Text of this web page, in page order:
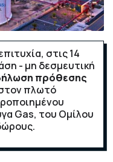
στις 14
- μη δεσμευτική
πρόθεσης
πλωτό
Gas, του Ομίλου